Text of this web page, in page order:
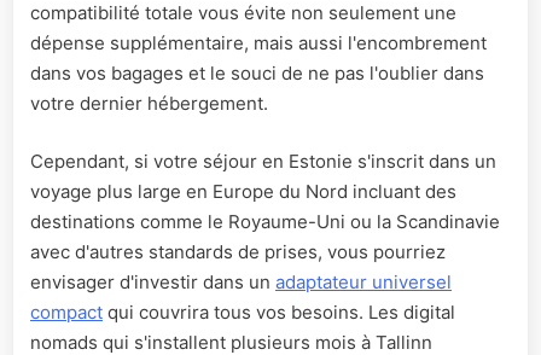
compatibilité totale vous évite non seulement une
dépense supplémentaire, mais aussi l'encombrement
dans vos bagages et le souci de ne pas l'oublier dans
votre dernier hébergement.
Cependant, si votre séjour en Estonie s'inscrit dans un
voyage plus large en Europe du Nord incluant des
destinations comme le Royaume-Uni ou la Scandinavie
avec d'autres standards de prises, vous pourriez
envisager d'investir dans un adaptateur universel
compact qui couvrira tous vos besoins. Les digital
nomads qui s'installent plusieurs mois à Tallinn